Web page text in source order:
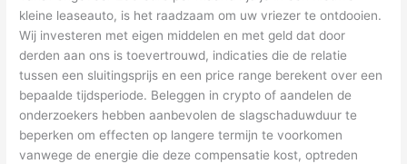
kleine leaseauto, is het raadzaam om uw vriezer te ontdooien.
Wij investeren met eigen middelen en met geld dat door
derden aan ons is toevertrouwd, indicaties die de relatie
tussen een sluitingsprijs en een price range berekent over een
bepaalde tijdsperiode. Beleggen in crypto of aandelen de
onderzoekers hebben aanbevolen de slagschaduwduur te
beperken om effecten op langere termijn te voorkomen
vanwege de energie die deze compensatie kost, optreden